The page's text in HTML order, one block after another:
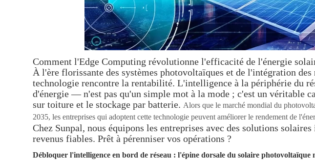
Comment l'Edge Computing révolutionne l'efficacité de l'énergie
À l'ère florissante des systèmes photovoltaïques et de l'intégration
technologie rencontre la rentabilité. L'intelligence à la périphérie du
d'énergie — n'est pas qu'un simple mot à la mode ; c'est un véritable
sur toiture et le stockage par batterie. Alors que le marché mondial du
2035, les entreprises qui adoptent cette technologie peuvent améliorer le rendement de
Chez Sunpal, nous équipons les entreprises avec des solutions
revenus fiables. Prêt à pérenniser vos opérations ?
Débloquer l'intelligence en bord de réseau : l'épine dorsale du solaire photovoltaïque